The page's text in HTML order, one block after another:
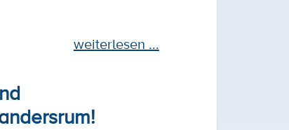
weiterlesen ...